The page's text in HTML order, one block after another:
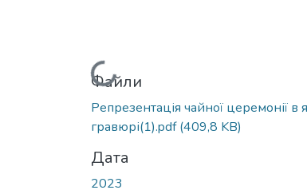
Вантажиться...
Файли
Репрезентація чайної церемонії в
гравюрі(1).pdf(409,8 KB)
Дата
2023